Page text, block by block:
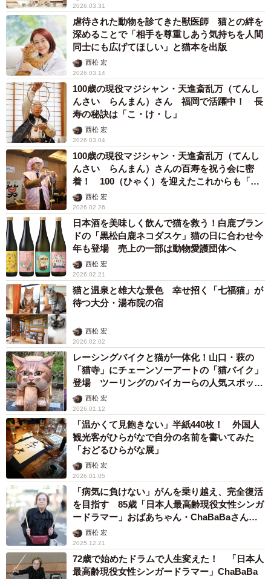
2026.03.31
虐待された動物を診てきた獣医師 猫との絆を
深めることで「相手を尊重しあう気持ちを人間
同士にも広げてほしい」と猫本を出版
西松 宏
2026.03.14
100歳の現役マジシャン・天進斎乱万（てんし
んさい らんまん）さん 福岡で活躍中！ 長
寿の秘訣は「こ・け・し」
西松 宏
2026.03.04
100歳の現役マジシャン・天進斎乱万（てんし
んさい らんまん）さんの百寿を祝う会に密
着！ 100（ひゃく）を迎えたこれからも「ひ
やく（＝飛躍）めざす」
西松 宏
2026.02.26
日本酒を美味しく飲んで猫を救う！白鹿ブラン
ドの「黒松白鹿ネコダスケ」猫の日に合わせ今
年も登場 売上の一部は動物愛護団体へ
西松 宏
2026.02.21
猫と温泉と雄大な景色 幸せ招く「七福猫」が
待つ大分・湯布院の宿
西松 宏
2026.02.02
レーシングバイクと猫が一体化！山口・萩の
「猫寺」にチェーンソーアートの「猫バイク」
登場 ツーリングのバイカーらの人気スポット
に 西松 宏
2026.01.12
「温かくて見飽きない」半紙440枚！ 外国人
観光客がひらがなで自分の名前を書いてみた
「おどるひらがな展」
西松 宏
2026.01.05
「病気に負けない」がんを乗り越え、完全復活
を目指す 85歳「日本人最高齢現役女性シンガ
ードラマー」おばあちゃん・ChaBaBaさんの
新たな挑戦（下）
西松 宏
2025.12.21
72歳で始めたドラムで人生変えた！ 「日本人
最高齢現役女性シンガードラマー」ChaBaBa